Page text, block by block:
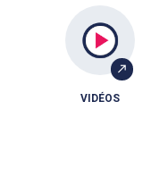
VIDÉOS